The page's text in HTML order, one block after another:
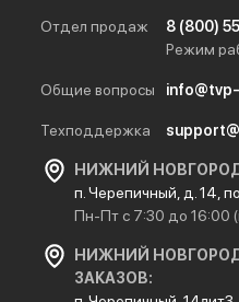
Отдел продаж
8 (800)
Режим
Общие вопросы
Техподдержка
НИЖНИЙ
п. Черепичный, д. 14,
Пн-Пт с 7:30 до 16:00
НИЖНИЙ
ЗАКАЗОВ: